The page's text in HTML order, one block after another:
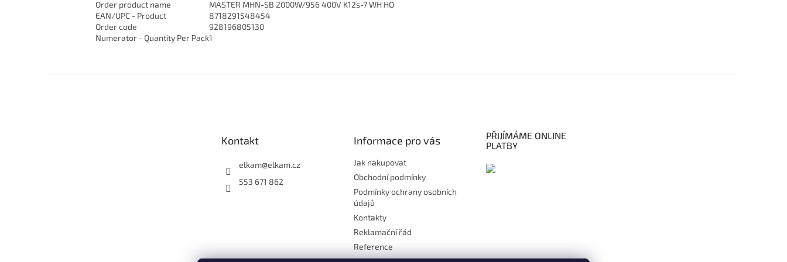
Order product name
MASTER MHN-SB 2000W/956 400V K12s-7 WH HO
EAN/UPC - Product
8718291548454
Order code
928196805130
Numerator - Quantity Per Pack1
Kontakt
elkam@elkam.cz
553 671 862
Informace pro vás
Jak nakupovat
Obchodní podmínky
Podmínky ochrany osobních
údajů
Kontakty
Reklamační řád
Reference
PŘIJÍMÁME ONLINE
PLATBY